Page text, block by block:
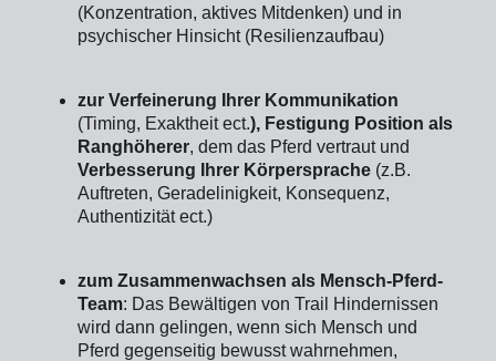
(Konzentration, aktives Mitdenken) und in
psychischer Hinsicht (Resilienzaufbau)
zur Verfeinerung Ihrer Kommunikation
(Timing, Exaktheit ect.), Festigung Position als
Ranghöherer, dem das Pferd vertraut und
Verbesserung Ihrer Körpersprache (z.B.
Auftreten, Geradelinigkeit, Konsequenz,
Authentizität ect.)
zum Zusammenwachsen als Mensch-Pferd-
Team: Das Bewältigen von Trail Hindernissen
wird dann gelingen, wenn sich Mensch und
Pferd gegenseitig bewusst wahrnehmen,